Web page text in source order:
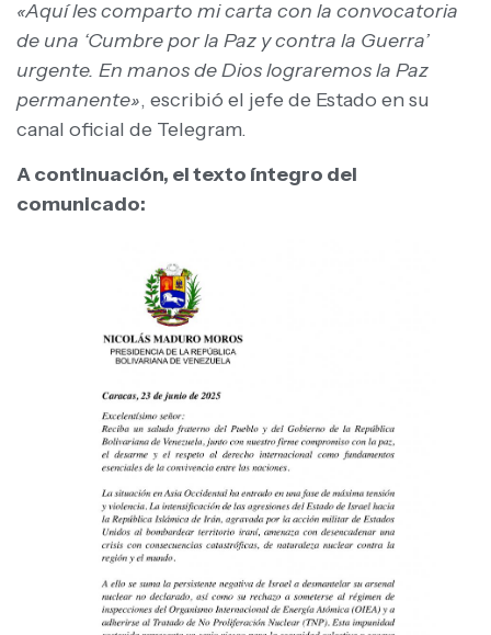
«Aquí les comparto mi carta con la convocatoria
de una ‘Cumbre por la Paz y contra la Guerra’
urgente. En manos de Dios lograremos la Paz
permanente», escribió el jefe de Estado en su
canal oficial de Telegram.
A continuación, el texto íntegro del
comunicado: